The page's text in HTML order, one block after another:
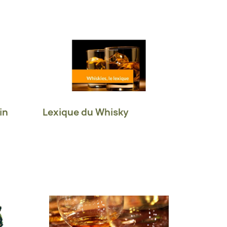
Lexique du Whisky